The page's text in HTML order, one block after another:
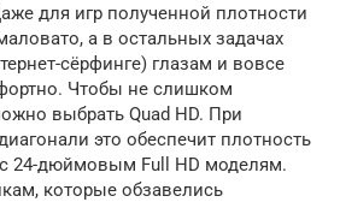
для игр полученной плотности
а в остальных задачах
сёрфинге) глазам и вовсе
Чтобы не слишком
выбрать Quad HD. При
это обеспечит плотность
24-дюймовым Full HD моделям.
которые обзавелись